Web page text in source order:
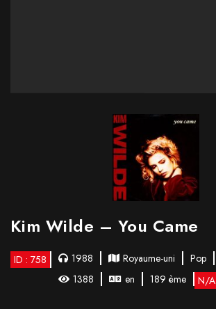
Kim Wilde – You Came
ID : 758 1988 Royaume-uni Pop
1388
en 189 ème N/A